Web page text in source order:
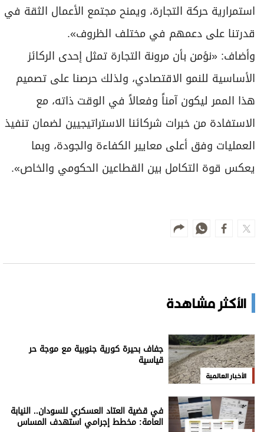
استمرارية حركة التجارة، ويمنح مجتمع الأعمال الثقة في
قدرتنا على دعمهم في مختلف الظروف».
وأضاف: «نؤمن بأن مرونة التجارة تمثل إحدى الركائز
الأساسية للنمو الاقتصادي، ولذلك حرصنا على تصميم
هذا الممر ليكون آمناً وفعالاً في الوقت ذاته، مع
الاستفادة من خبرات شركائنا الاستراتيجيين لضمان تنفيذ
العمليات وفق أعلى معايير الكفاءة والجودة، وبما
يعكس قوة التكامل بين القطاعين الحكومي والخاص».
الأكثر مشاهدة
الأخبار العالمية
جفاف بحيرة كورية جنوبية مع موجة حر
قياسية
في قضية العتاد العسكري للسودان.. النيابة
العامة: مخطط إجرامي استهدف المساس